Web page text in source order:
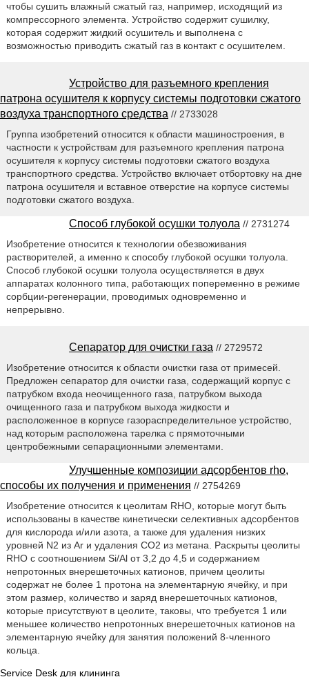
чтобы сушить влажный сжатый газ, например, исходящий из
компрессорного элемента. Устройство содержит сушилку,
которая содержит жидкий осушитель и выполнена с
возможностью приводить сжатый газ в контакт с осушителем.
Устройство для разъемного крепления
патрона осушителя к корпусу системы подготовки сжатого
воздуха транспортного средства // 2733028
Группа изобретений относится к области машиностроения, в
частности к устройствам для разъемного крепления патрона
осушителя к корпусу системы подготовки сжатого воздуха
транспортного средства. Устройство включает отбортовку на дне
патрона осушителя и вставное отверстие на корпусе системы
подготовки сжатого воздуха.
Способ глубокой осушки толуола // 2731274
Изобретение относится к технологии обезвоживания
растворителей, а именно к способу глубокой осушки толуола.
Способ глубокой осушки толуола осуществляется в двух
аппаратах колонного типа, работающих попеременно в режиме
сорбции-регенерации, проводимых одновременно и
непрерывно.
Сепаратор для очистки газа // 2729572
Изобретение относится к области очистки газа от примесей.
Предложен сепаратор для очистки газа, содержащий корпус с
патрубком входа неочищенного газа, патрубком выхода
очищенного газа и патрубком выхода жидкости и
расположенное в корпусе газораспределительное устройство,
над которым расположена тарелка с прямоточными
центробежными сепарационными элементами.
Улучшенные композиции адсорбентов rho,
способы их получения и применения // 2754269
Изобретение относится к цеолитам RHO, которые могут быть
использованы в качестве кинетически селективных адсорбентов
для кислорода и/или азота, а также для удаления низких
уровней N2 из Ar и удаления CO2 из метана. Раскрыты цеолиты
RHO с соотношением Si/Al от 3,2 до 4,5 и содержанием
непротонных внерешеточных катионов, причем цеолиты
содержат не более 1 протона на элементарную ячейку, и при
этом размер, количество и заряд внерешеточных катионов,
которые присутствуют в цеолите, таковы, что требуется 1 или
меньшее количество непротонных внерешеточных катионов на
элементарную ячейку для занятия положений 8-членного
кольца.
Service Desk для клининга